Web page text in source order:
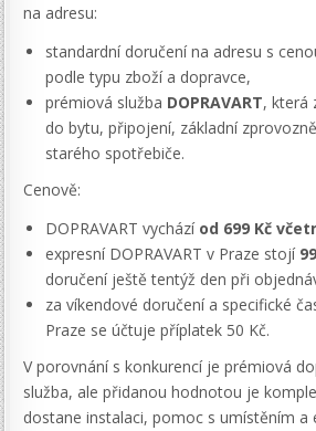
na adresu:
standardní doručení na adresu s
podle typu zboží a dopravce,
prémiová služba DOPRAVART, která
do bytu, připojení, základní
starého spotřebiče.
Cenově:
DOPRAVART vychází od 699 Kč
expresní DOPRAVART v Praze stojí
doručení ještě tentýž den při
za víkendové doručení a specifické
Praze se účtuje příplatek 50 Kč.
V porovnání s konkurencí je prémiová
služba, ale přidanou hodnotou je
dostane instalaci, pomoc s umístěním a